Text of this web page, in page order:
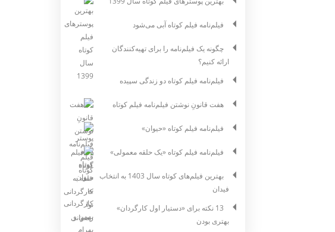
فیلم‌نامه فیلم کوتاه آبی می‌شود
چگونه یک فیلم‌نامه را برای تهیه‌کنندگان
ارائه کنیم؟
فیلم‌نامه فیلم کوتاه دو زندگی سپیده
هفت قانونِ نوشتن فیلم‌نامه فیلم کوتاه
فیلم‌نامه فیلم کوتاه «حیوان»
فیلم‌نامه فیلم کوتاه «یک حلقه معمولی»
بهترین فیلم‌های کوتاه سال 1403 به انتخاب
فیدان
13 نکته برای «دستیار اول کارگردان»
بهتری بودن